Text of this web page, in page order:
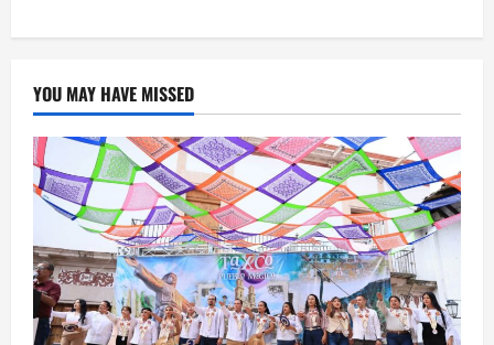
YOU MAY HAVE MISSED